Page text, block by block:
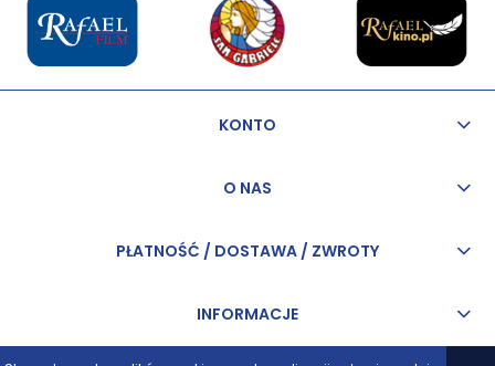
KONTO
O NAS
PŁATNOŚĆ / DOSTAWA / ZWROTY
INFORMACJE